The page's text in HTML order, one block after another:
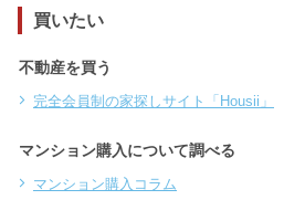
買いたい
不動産を買う
完全会員制の家探しサイト「Housii」
マンション購入について調べる
マンション購入コラム